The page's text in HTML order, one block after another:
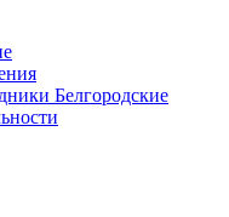
Белгородские